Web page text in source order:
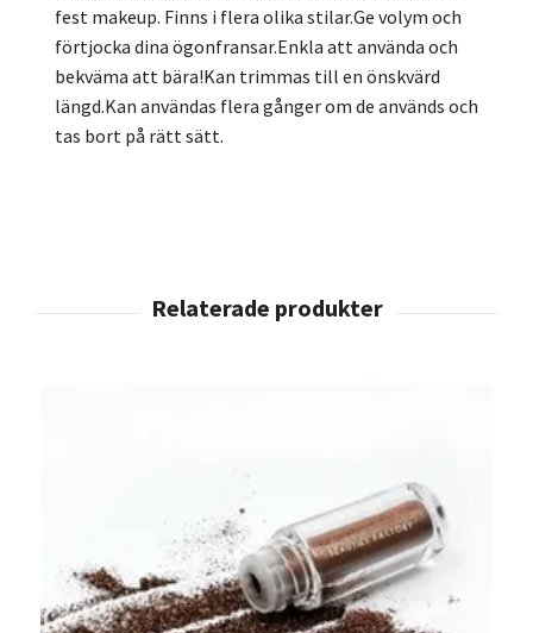
fest makeup. Finns i flera olika stilar.Ge volym och
förtjocka dina ögonfransar.Enkla att använda och
bekväma att bära!Kan trimmas till en önskvärd
längd.Kan användas flera gånger om de används och
tas bort på rätt sätt.